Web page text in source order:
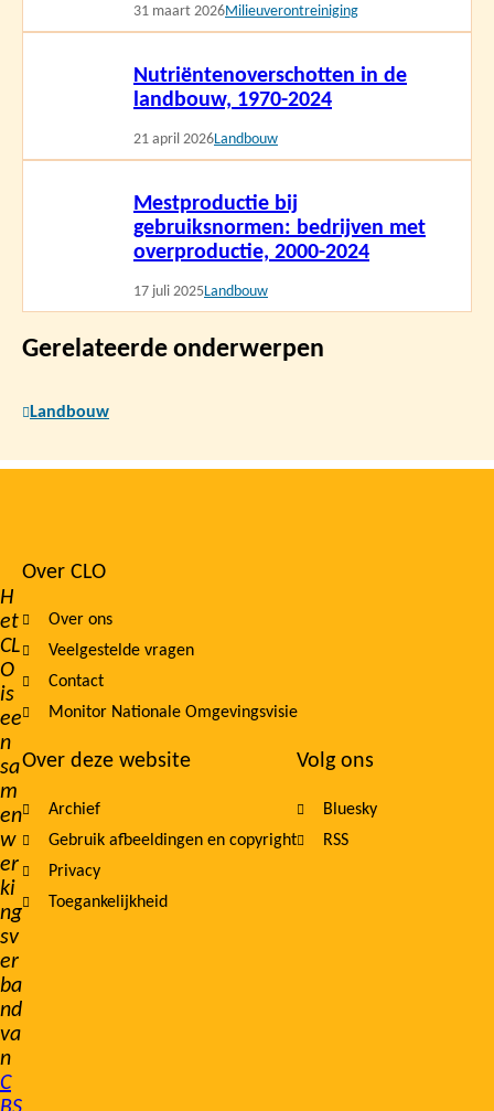
31 maart 2026Milieuverontreiniging
Nutriëntenoverschotten in de
landbouw, 1970-2024
21 april 2026Landbouw
Mestproductie bij
gebruiksnormen: bedrijven met
overproductie, 2000-2024
17 juli 2025Landbouw
Gerelateerde onderwerpen
Landbouw
H
et
CL
O
is
ee
n
sa
m
en
w
er
ki
ng
sv
er
ba
nd
va
n
C
Footer
navigation
Over CLO
Over ons
Veelgestelde vragen
Contact
Monitor Nationale Omgevingsvisie
Over deze website
Archief
Gebruik afbeeldingen en copyright
Privacy
Toegankelijkheid
Volg ons
Bluesky
RSS